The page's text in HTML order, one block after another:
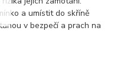
a umístit do skříně
v bezpečí a prach na